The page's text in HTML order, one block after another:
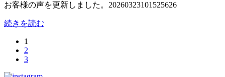
お客様の声を更新しました。20260323101525626
続きを読む
1
2
3